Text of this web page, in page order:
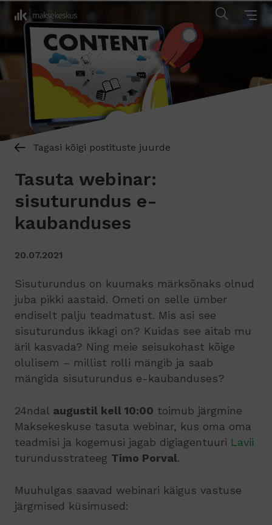
Tagasi kõigi postituste juurde
Tasuta webinar:
sisuturundus e-
kaubanduses
20.07.2021
Sisuturundus on kuumaks märksõnaks olnud
juba pikki aastaid. Ometi on selle ümber
endiselt palju teadmatust. Mis asi see
sisuturundus ikkagi on? Kuidas see aitab mu
äril kasvada? Ning meie seisukohast kõige
olulisem – millist rolli mängib ja saab
mängida sisuturundus e-kaubanduses?
24ndal augustil kell 10:00 toimub järgmine
Maksekeskuse tasuta webinar, kus oma oma
teadmisi ja kogemusi jagab digiagentuuri Lavii
turundusstrateeg Timo Porval.
Muuhulgas saavad webinari käigus vastuse
järgmised küsimused: